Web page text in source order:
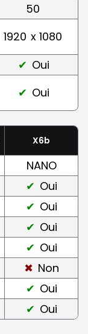
50
1920 x 1080
Oui
Oui
X6b
NANO
Oui
Oui
Oui
Oui
Non
Oui
Oui